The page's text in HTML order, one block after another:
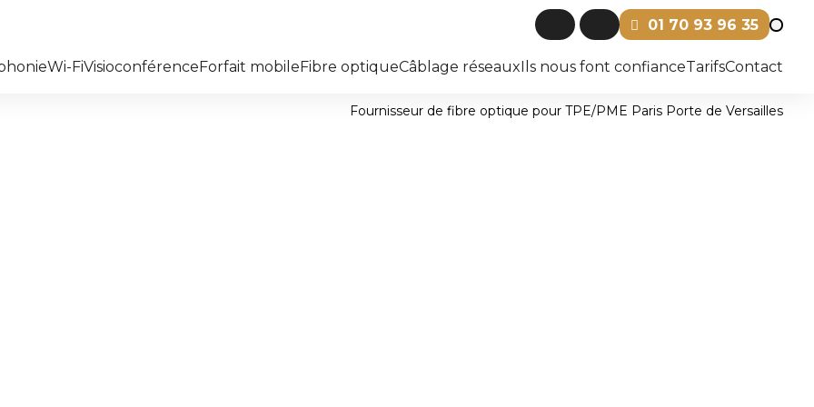
01 70 93 96 35
Wi-FiVisioconférenceForfait mobileFibre optiqueCâblage réseauxIls nous font confianceTarifsContact
Fournisseur de fibre optique pour TPE/PME Paris Porte de Versailles